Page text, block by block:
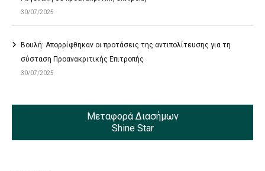
30/07/2025
Βουλή: Απορρίφθηκαν οι προτάσεις της αντιπολίτευσης για τη
σύσταση Προανακριτικής Επιτροπής
30/07/2025
Μεταφορά Διασήμων
Shine Star